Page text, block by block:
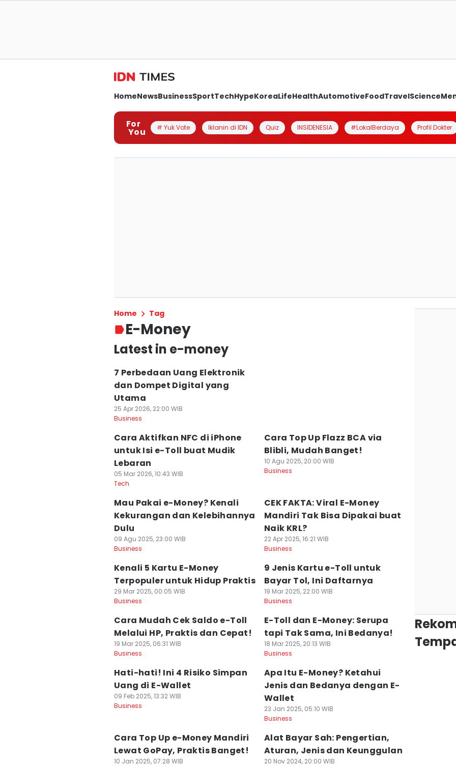
HomeNewsBusinessSportTechHypeKoreaLifeHealthAutomotiveFoodTravelScience
For
You # Yuk Vote Iklanin di IDN Quiz INSIDENESIA #LokalBerdaya Profil Dokter
Home Tag
E-Money
Latest in e-money
7 Perbedaan Uang Elektronik
dan Dompet Digital yang
Utama
25 Apr 2026, 22:00 WIB
Business
Cara Aktifkan NFC di iPhone
untuk Isi e-Toll buat Mudik
Lebaran
05 Mar 2026, 10:43 WIB
Tech
Cara Top Up Flazz BCA via
Blibli, Mudah Banget!
10 Agu 2025, 20:00 WIB
Business
Mau Pakai e-Money? Kenali
Kekurangan dan Kelebihannya
Dulu
09 Agu 2025, 23:00 WIB
Business
CEK FAKTA: Viral E-Money
Mandiri Tak Bisa Dipakai buat
Naik KRL?
22 Apr 2025, 16:21 WIB
Business
Kenali 5 Kartu E-Money
Terpopuler untuk Hidup Praktis
29 Mar 2025, 00:05 WIB
Business
9 Jenis Kartu e-Toll untuk
Bayar Tol, Ini Daftarnya
19 Mar 2025, 22:00 WIB
Business
Cara Mudah Cek Saldo e-Toll
Melalui HP, Praktis dan Cepat!
19 Mar 2025, 06:31 WIB
Business
E-Toll dan E-Money: Serupa
tapi Tak Sama, Ini Bedanya!
18 Mar 2025, 20:13 WIB
Business
Hati-hati! Ini 4 Risiko Simpan
Uang di E-Wallet
09 Feb 2025, 13:32 WIB
Business
Apa Itu E-Money? Ketahui
Jenis dan Bedanya dengan E-
Wallet
23 Jan 2025, 05:10 WIB
Business
Cara Top Up e-Money Mandiri
Lewat GoPay, Praktis Banget!
10 Jan 2025, 07:28 WIB
Alat Bayar Sah: Pengertian,
Aturan, Jenis dan Keunggulan
20 Nov 2024, 20:00 WIB